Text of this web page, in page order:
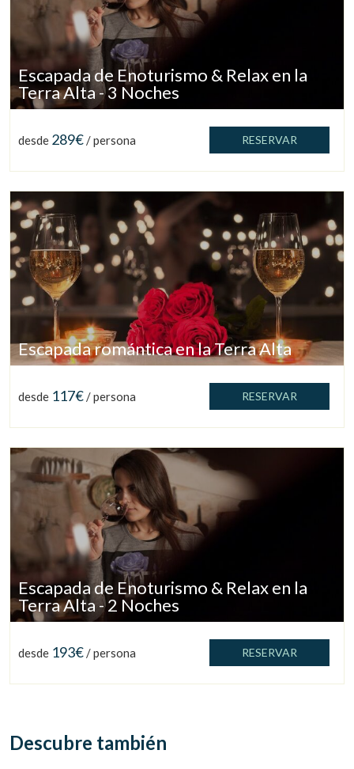
Gestionar mi reserva
Verificar localizador
Escapada de Enoturismo & Relax en la
Terra Alta - 3 Noches
desde 289€ / persona RESERVAR
Escapada romántica en la Terra Alta
desde 117€ / persona RESERVAR
Escapada de Enoturismo & Relax en la
Terra Alta - 2 Noches
desde 193€ / persona RESERVAR
Descubre también